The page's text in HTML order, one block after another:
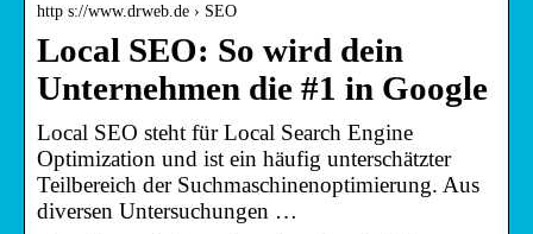
http s://www.drweb.de › SEO
Local SEO: So wird dein
Unternehmen die #1 in Google
Local SEO steht für Local Search Engine
Optimization und ist ein häufig unterschätzter
Teilbereich der Suchmaschinenoptimierung. Aus
diversen Untersuchungen …